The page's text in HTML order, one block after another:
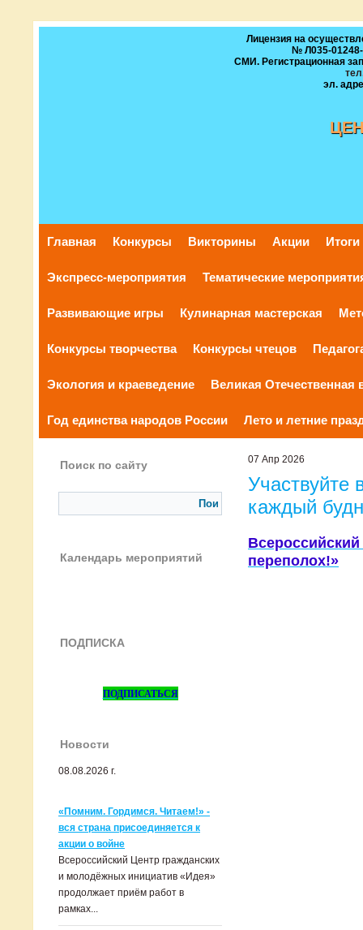
Лицензия на
№ Л035-01248-
СМИ. Регистрационная
эл.
Главная Конкурсы Викторины Акции Итоги
Экспресс-мероприятия Тематические
Развивающие игры Кулинарная мастерская
Конкурсы творчества Конкурсы чтецов
Экология и краеведение Великая Отечественная
Год единства народов России Лето и летние
Поиск по сайту
Календарь мероприятий
ПОДПИСКА
ПОДПИСАТЬСЯ
Новости
08.08.2026 г.
«Помним. Гордимся. Читаем!» -
вся страна присоединяется к
акции о войне
Всероссийский Центр гражданских
и молодёжных инициатив «Идея»
продолжает приём работ в
рамках...
07 Апр 2026
Участвуйте
каждый
переполох!»